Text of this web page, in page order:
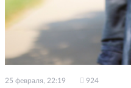
25 февраля, 22:19 924